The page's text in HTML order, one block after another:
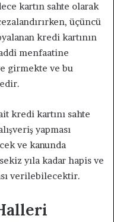
kartın sahte olarak
üçüncü
kredi kartının
menfaatine
girmekte ve bu
kredi kartını sahte
yapması
ve kanunda
yıla kadar hapis ve
verilebilecektir.